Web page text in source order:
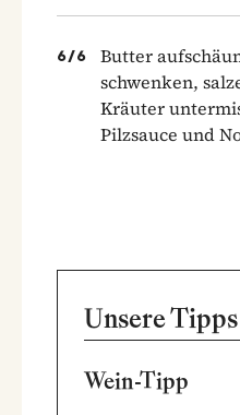
6/6
Butter
schwenken,
Kräuter
Pilzsauce und
Unsere Tipps
Wein-Tipp